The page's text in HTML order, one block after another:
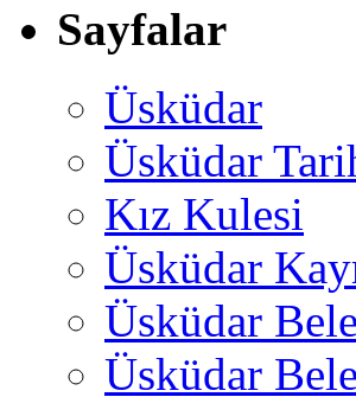
Sayfalar
Üsküdar
Üsküdar
Kız Kulesi
Üsküdar
Üsküdar
Üsküdar